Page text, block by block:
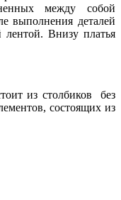
между собой
выполнения деталей
лентой. Внизу платья
из столбиков без
состоящих из